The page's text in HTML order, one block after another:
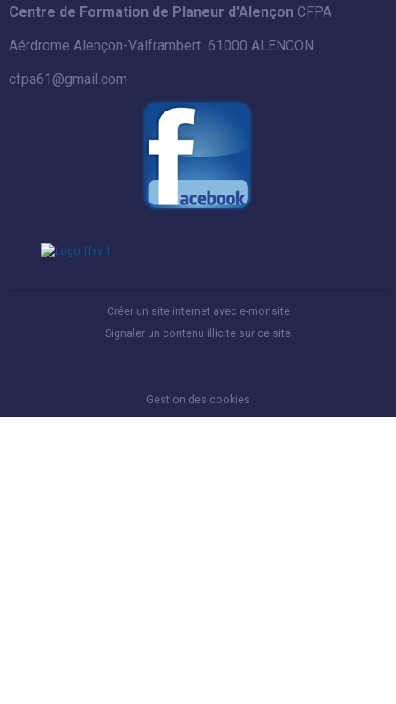
Centre de Formation de Planeur d'Alençon CFPA
Aérdrome Alençon-Valframbert 61000 ALENCON
cfpa61@gmail.com
Créer un site internet avec e-monsite
Signaler un contenu illicite sur ce site
Gestion des cookies